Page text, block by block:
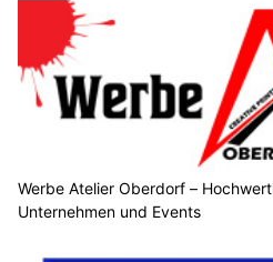
Werbe Atelier Oberdorf –
Unternehmen und Events